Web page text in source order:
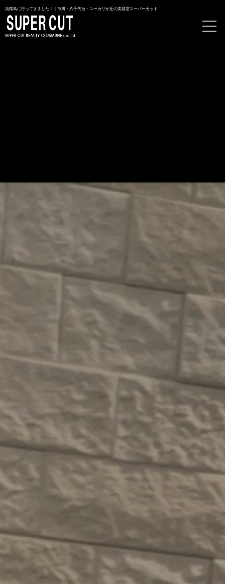
淡路島に行ってきました！｜市川・八千代台・ユーカリが丘の美容室スーパーカット